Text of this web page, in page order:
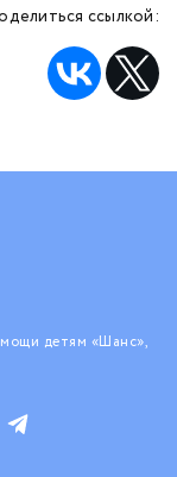
ссылкой:
детям «Шанс»,